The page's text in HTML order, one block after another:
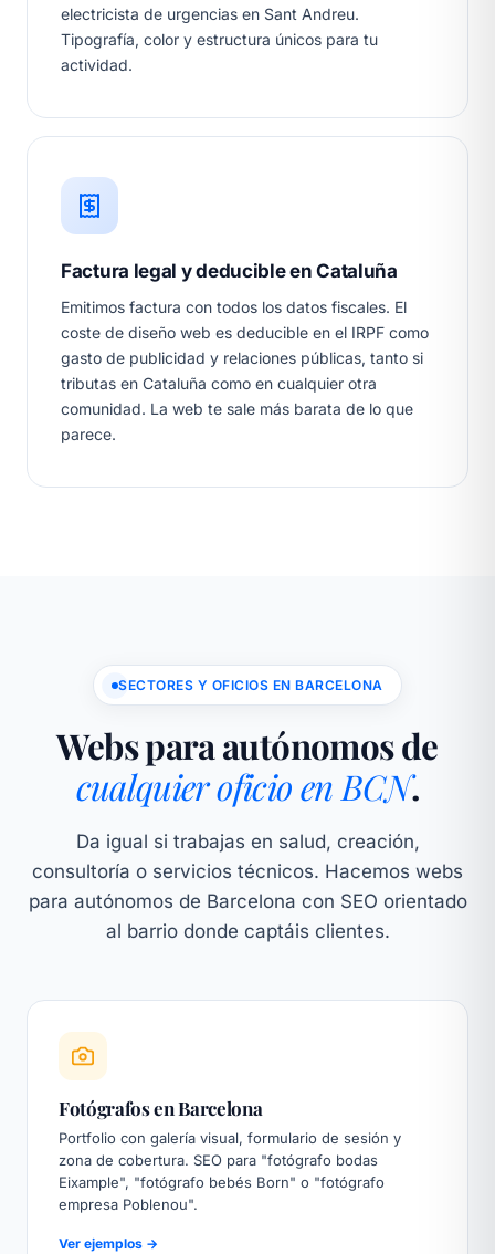
electricista de urgencias en Sant Andreu.
Tipografía, color y estructura únicos para tu
actividad.
Factura legal y deducible en Cataluña
Emitimos factura con todos los datos fiscales. El
coste de diseño web es deducible en el IRPF como
gasto de publicidad y relaciones públicas, tanto si
tributas en Cataluña como en cualquier otra
comunidad. La web te sale más barata de lo que
parece.
SECTORES Y OFICIOS EN BARCELONA
Webs para autónomos de
cualquier oficio en BCN.
Da igual si trabajas en salud, creación,
consultoría o servicios técnicos. Hacemos webs
para autónomos de Barcelona con SEO orientado
al barrio donde captáis clientes.
Fotógrafos en Barcelona
Portfolio con galería visual, formulario de sesión y
zona de cobertura. SEO para "fotógrafo bodas
Eixample", "fotógrafo bebés Born" o "fotógrafo
empresa Poblenou".
Ver ejemplos →